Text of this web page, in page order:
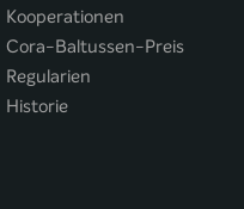
Kooperationen
Cora-Baltussen-Preis
Regularien
Historie